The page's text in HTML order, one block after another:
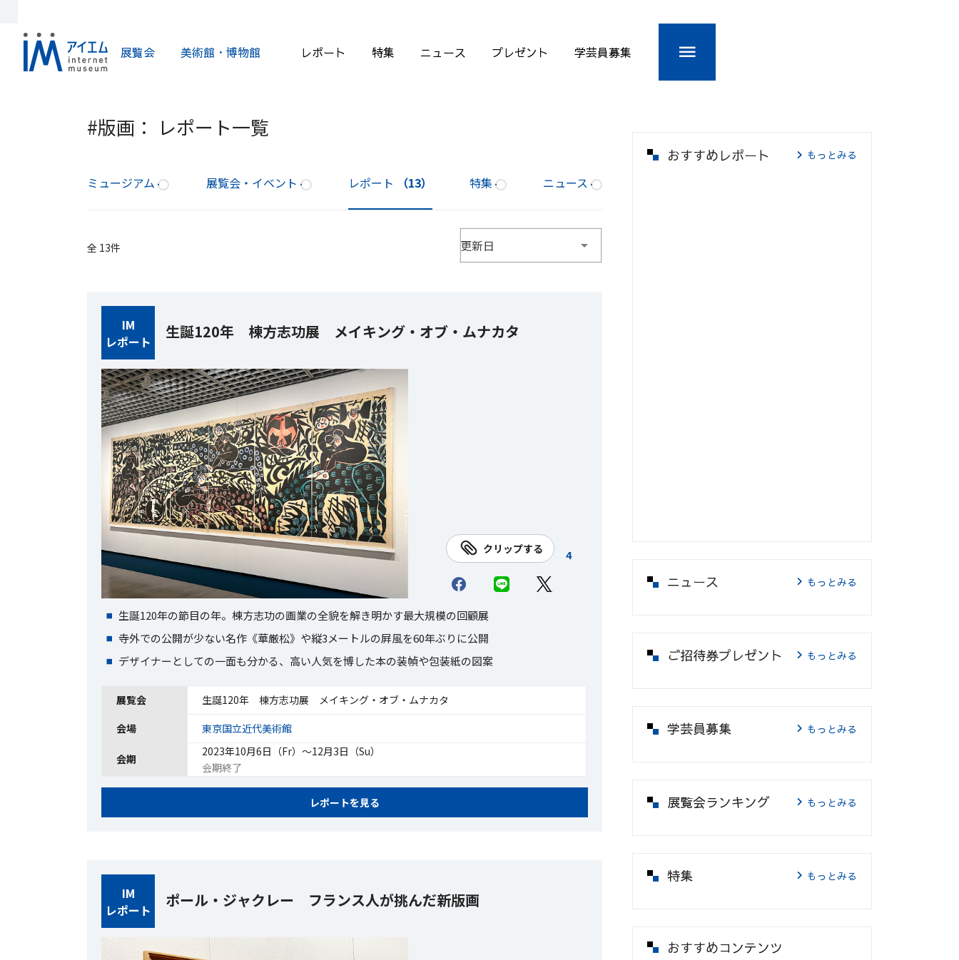
展覧会 美術館・博物館 レポート 特集 ニュース プレゼント 学芸員募集
#版画： レポート一覧
ミュージアム 展覧会・イベント レポート （13） 特集 ニュース
全 13件 更新日
IM
レポート
生誕120年 棟方志功展 メイキング・オブ・ムナカタ
クリップする 4
生誕120年の節目の年。棟方志功の画業の全貌を解き明かす最大規模の回顧展
寺外での公開が少ない名作《華厳松》や縦3メートルの屛風を60年ぶりに公開
デザイナーとしての一面も分かる、高い人気を博した本の装幀や包装紙の図案
展覧会
生誕120年 棟方志功展 メイキング・オブ・ムナカタ
会場
東京国立近代美術館
会期
2023年10月6日（Fr）〜12月3日（Su）
会期終了
レポートを見る
IM
レポート
ポール・ジャクレー フランス人が挑んだ新版画
おすすめレポート もっとみる
ニュース もっとみる
ご招待券プレゼント もっとみる
学芸員募集 もっとみる
展覧会ランキング もっとみる
特集 もっとみる
おすすめコンテンツ